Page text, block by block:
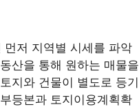
저 지역별 시세를 파악
산을 통해 원하는 매물을
지와 건물이 별도로 등기
등본과 토지이용계획확